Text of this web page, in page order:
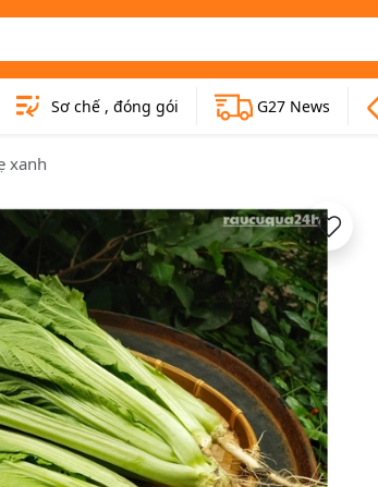
Sơ chế , đóng gói G27 News
xanh